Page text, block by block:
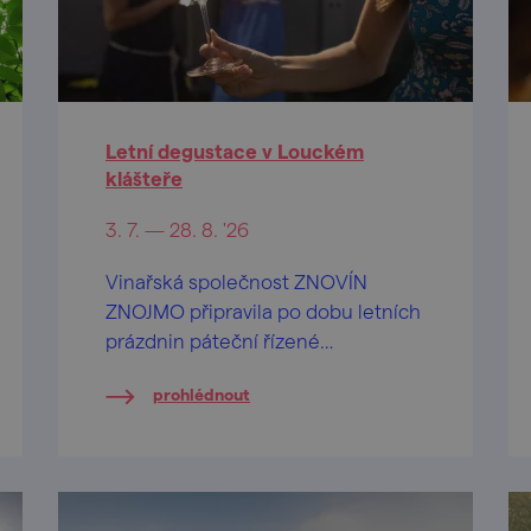
Letní degustace v Louckém
klášteře
3. 7. — 28. 8. '26
Vinařská společnost ZNOVÍN
ZNOJMO připravila po dobu letních
prázdnin páteční řízené
barokního Louckého kláštera ve
prohlédnout